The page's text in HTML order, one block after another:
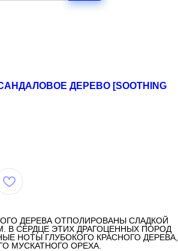
ДЕРЕВО [SOOTHING
ДЕРЕВА ОТПОЛИРОВАНЫ СЛАДКОЙ
В СЕРДЦЕ ЭТИХ ДРАГОЦЕННЫХ ПОРОД
НОТЫ ГЛУБОКОГО КРАСНОГО ДЕРЕВА,
МУСКАТНОГО ОРЕХА.